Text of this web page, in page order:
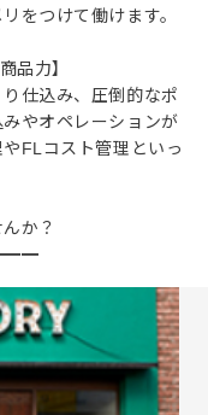
をつけて働けます。
品力】
仕込み、圧倒的なポ
やオペレーションが
FLコスト管理といっ
か？